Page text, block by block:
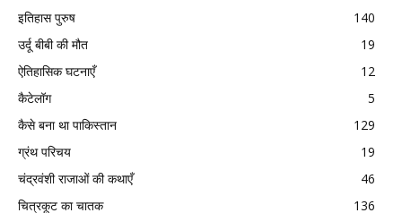
इतिहास पुरुष
140
उर्दू बीबी की मौत
19
ऐतिहासिक घटनाएँ
12
कैटेलॉग
5
कैसे बना था पाकिस्तान
129
ग्रंथ परिचय
19
चंद्रवंशी राजाओं की कथाएँ
46
चित्रकूट का चातक
136